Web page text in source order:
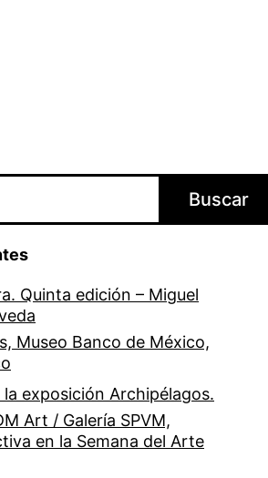
Buscar
Quinta edición – Miguel
Museo Banco de México,
exposición Archipélagos.
Art / Galería SPVM,
en la Semana del Arte